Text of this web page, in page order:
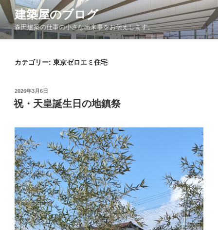
コ
ン
テ
ン
建築屋のブログ
森田建築の仕事の小さな出来事をお伝えします。
カテゴリー: 東京ゼロエミ住宅
投
稿
日:
2026年3月6日
祝・天皇誕生日の地鎮祭